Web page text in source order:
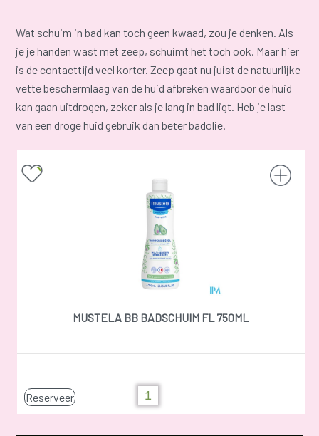
Wat schuim in bad kan toch geen kwaad, zou je denken. Als
je je handen wast met zeep, schuimt het toch ook. Maar hier
is de contacttijd veel korter. Zeep gaat nu juist de natuurlijke
vette beschermlaag van de huid afbreken waardoor de huid
kan gaan uitdrogen, zeker als je lang in bad ligt. Heb je last
van een droge huid gebruik dan beter badolie.
MUSTELA BB BADSCHUIM FL 750ML
Reserveer